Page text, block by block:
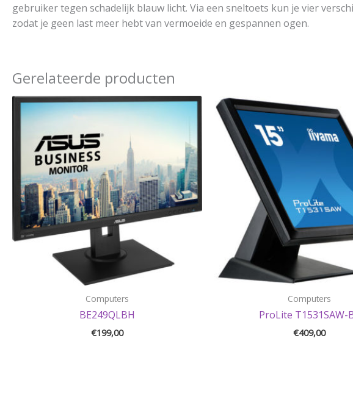
gebruiker tegen schadelijk blauw licht. Via een sneltoets kun je vier
zodat je geen last meer hebt van vermoeide en gespannen ogen.
Gerelateerde producten
Computers
BE249QLBH
€199,00
Computers
ProLite T1531SAW-
€409,00